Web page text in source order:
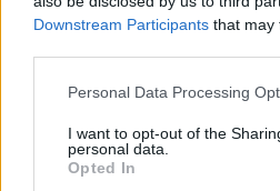
Downstream Participants that may
Please note that this website/app
not limited to your visit or usage
grant or deny consent to Google
use your data for below specified
Personal Data Processing
I want to opt-out of the
personal data.
Opted In
Failed to fetch